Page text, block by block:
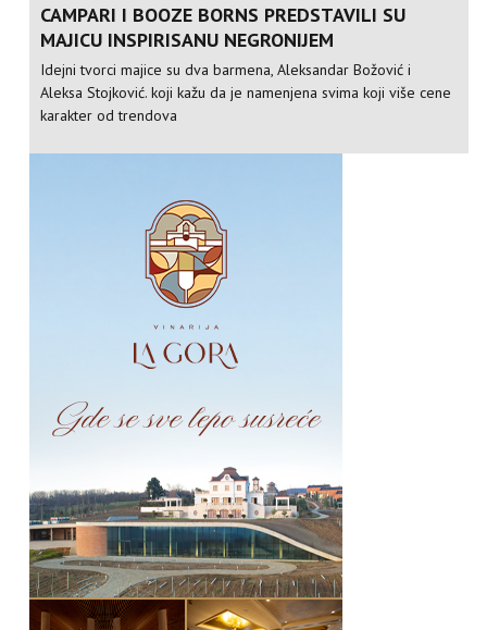
CAMPARI I BOOZE BORNS PREDSTAVILI SU
MAJICU INSPIRISANU NEGRONIJEM
Idejni tvorci majice su dva barmena, Aleksandar Božović i
Aleksa Stojković. koji kažu da je namenjena svima koji više cene
karakter od trendova